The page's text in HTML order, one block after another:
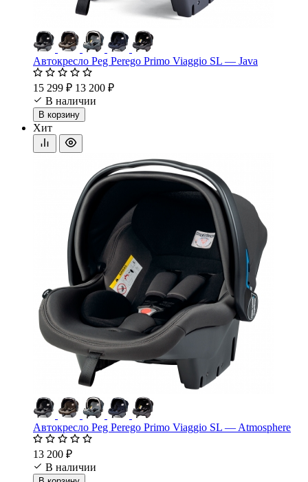
Автокресло Peg Perego Primo Viaggio SL — Java
15 299 ₽ 13 200 ₽
В наличии
В корзину
Хит
Автокресло Peg Perego Primo Viaggio SL — Atmosphere
13 200 ₽
В наличии